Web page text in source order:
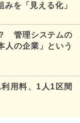
を「見える化」
管理システムの
人の企業」という
用料、1人1区間